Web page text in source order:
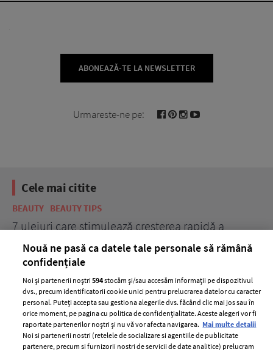
ABONEAZĂ-TE LA NEWSLETTER
Urmareste-ne pe:
Cele mai citite
BEAUTY BEAUTY TIPS
7 uleiuri care stimulează creșterea rapidă a
părului
Nouă ne pasă ca datele tale personale să rămână
confidențiale
Noi și partenerii noștri594stocăm și/sau accesăm informații pe dispozitivul
dvs., precum identificatorii cookie unici pentru prelucrarea datelor cu caracter
personal. Puteți accepta sau gestiona alegerile dvs. făcând clic mai jos sau în
orice moment, pe pagina cu politica de confidențialitate. Aceste alegeri vor fi
raportate partenerilor noștri și nu vă vor afecta navigarea. Mai multe detalii
Noi si partenerii nostri (retelele de socializare si agentiile de publicitate
partenere, precum si furnizorii nostri de servicii de date analitice) prelucram